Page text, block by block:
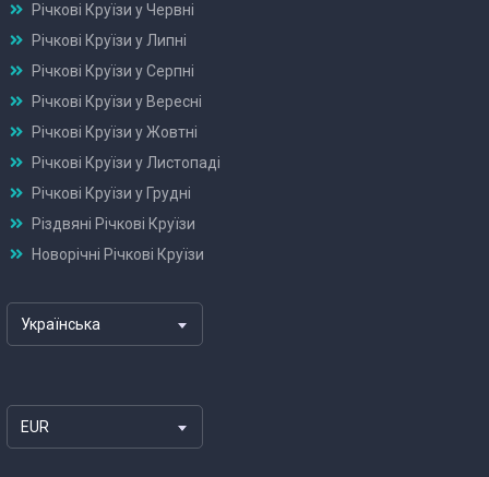
Річкові Круїзи у Червні
Річкові Круїзи у Липні
Річкові Круїзи у Серпні
Річкові Круїзи у Вересні
Річкові Круїзи у Жовтні
Річкові Круїзи у Листопаді
Річкові Круїзи у Грудні
Різдвяні Річкові Круїзи
Новорічні Річкові Круїзи
Українська
EUR